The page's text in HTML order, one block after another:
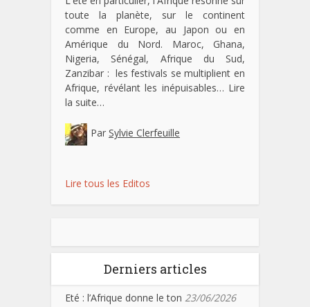
toute la planète, sur le continent
comme en Europe, au Japon ou en
Amérique du Nord. Maroc, Ghana,
Nigeria, Sénégal, Afrique du Sud,
Zanzibar : les festivals se multiplient en
Afrique, révélant les inépuisables… Lire
la suite…
Par Sylvie Clerfeuille
Lire tous les Editos
Derniers articles
Eté : l’Afrique donne le ton 23/06/2026